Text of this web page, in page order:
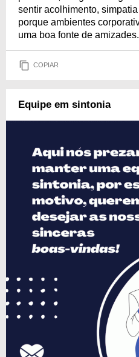
sentir acolhimento,
porque ambientes
uma boa fonte de amizades.
COPIAR
Equipe em sintonia